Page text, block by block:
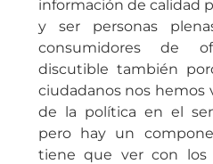
información de calidad
y ser personas
consumidores de
discutible también
ciudadanos nos hemos
de la política en el
pero hay un
tiene que ver con los